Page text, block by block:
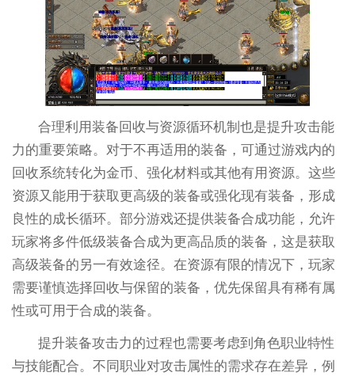
合理利用装备回收与资源循环机制也是提升攻击能
力的重要策略。对于不再适用的装备，可通过游戏内的
回收系统转化为金币、强化材料或其他有用资源。这些
资源又能用于获取更高级的装备或强化现有装备，形成
良性的成长循环。部分游戏还提供装备合成功能，允许
玩家将多件低级装备合成为更高品质的装备，这是获取
高级装备的另一有效途径。在资源有限的情况下，玩家
需要谨慎选择回收与保留的装备，优先保留具有稀有属
性或可用于合成的装备。
提升装备攻击力的过程也需要考虑到角色职业特性
与技能配合。不同职业对攻击属性的需求存在差异，例